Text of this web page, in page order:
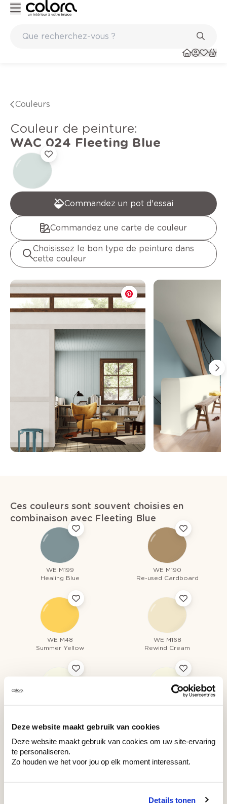
Deze website maakt gebruik van cookies
Deze website maakt gebruik van cookies om uw site-ervaring
te personaliseren.
Zo houden we het voor jou op elk moment interessant.
Details tonen
Couleurs
Couleur de peinture:
WAC 024 Fleeting Blue
Commandez un pot d'essai
Commandez une carte de couleur
Choisissez le bon type de peinture dans
cette couleur
Ces couleurs sont souvent choisies en
combinaison avec Fleeting Blue
WE M199
Healing Blue
WE M190
Re-used Cardboard
WE M48
Summer Yellow
WE M168
Rewind Cream